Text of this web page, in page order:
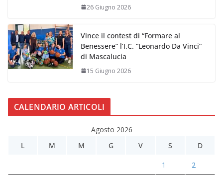
26 Giugno 2026
Vince il contest di “Formare al
Benessere” l’I.C. “Leonardo Da Vinci”
di Mascalucia
15 Giugno 2026
CALENDARIO ARTICOLI
Agosto 2026
L
M M G V S D
1 2